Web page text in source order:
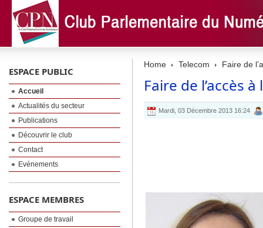
Home Telecom Faire de
Faire de l’accès
Mardi, 03 Décembre 2013 16:24
ESPACE PUBLIC
Accueil
Actualités du secteur
Publications
Découvrir le club
Contact
Evénements
ESPACE MEMBRES
Groupe de travail